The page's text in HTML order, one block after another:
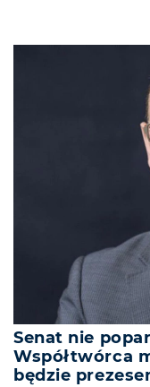
Senat nie
Współtwórca
będzie